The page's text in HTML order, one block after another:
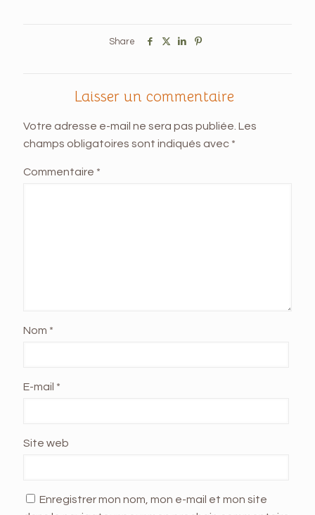
Share
Laisser un commentaire
Votre adresse e-mail ne sera pas publiée. Les
champs obligatoires sont indiqués avec *
Commentaire *
Nom *
E-mail *
Site web
Enregistrer mon nom, mon e-mail et mon site